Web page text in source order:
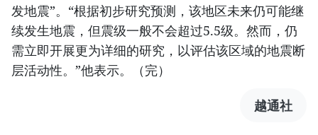
发地震”。“根据初步研究预测，该地区未来仍可能继
续发生地震，但震级一般不会超过5.5级。然而，仍
需立即开展更为详细的研究，以评估该区域的地震断
层活动性。”他表示。（完）
越通社